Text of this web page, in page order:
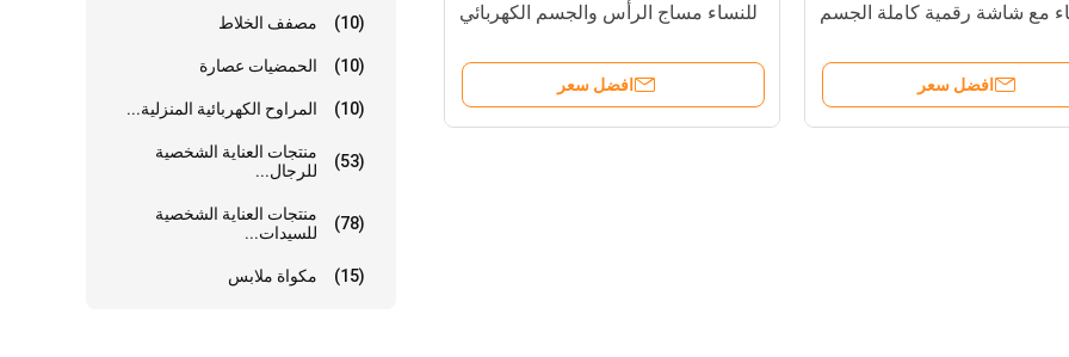
مصفف الخلاط (10)
الحمضيات عصارة (10)
المراوح الكهربائية المنزلية... (10)
منتجات العناية الشخصية
للرجال...
(53)
منتجات العناية الشخصية
للسيدات...
(78)
مكواة ملابس (15)
للنساء مساج الرأس والجسم الكهربائي
افضل سعر
مع شاشة رقمية كاملة الجسم
افضل سعر